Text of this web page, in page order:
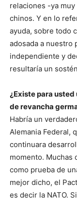
relaciones -ya
chinos. Y en lo
ayuda, sobre todo
adosada a nuestro
independiente y
resultaría un
¿Existe para
de revancha
Habría un
Alemania Federal,
continuara
momento. Muchas
como prueba de
mejor dicho, el
es decir la NATO.